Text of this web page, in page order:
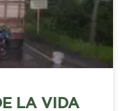
LA VIDA